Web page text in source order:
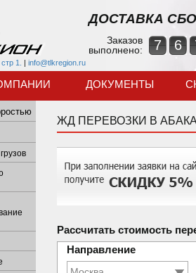
1. | info@tlkregion.ru
ДОСТАВКА
Заказов
выполнено:
7 6
ДОКУМЕНТЫ
ЖД ПЕРЕВОЗКИ В
Рассчитать стоимость
Направление